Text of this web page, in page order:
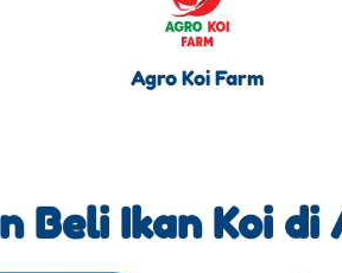
Agro Koi Farm
Beli Ikan Koi di